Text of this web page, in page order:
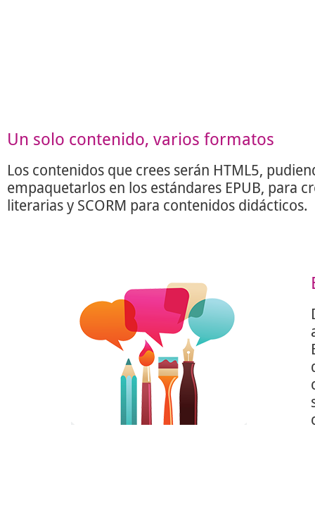
Un solo contenido, varios formatos
Los contenidos que crees serán HTML5,
empaquetarlos en los estándares EPUB, para
literarias y SCORM para contenidos didácticos.